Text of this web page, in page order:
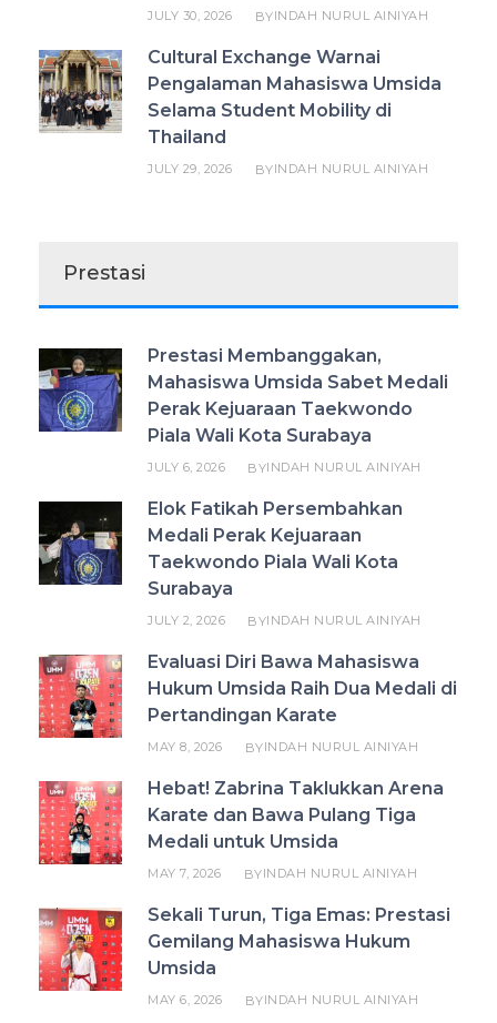
JULY 30, 2026 BYINDAH NURUL AINIYAH
Cultural Exchange Warnai
Pengalaman Mahasiswa Umsida
Selama Student Mobility di
Thailand
JULY 29, 2026 BYINDAH NURUL AINIYAH
Prestasi
Prestasi Membanggakan,
Mahasiswa Umsida Sabet Medali
Perak Kejuaraan Taekwondo
Piala Wali Kota Surabaya
JULY 6, 2026 BYINDAH NURUL AINIYAH
Elok Fatikah Persembahkan
Medali Perak Kejuaraan
Taekwondo Piala Wali Kota
Surabaya
JULY 2, 2026 BYINDAH NURUL AINIYAH
Evaluasi Diri Bawa Mahasiswa
Hukum Umsida Raih Dua Medali di
Pertandingan Karate
MAY 8, 2026 BYINDAH NURUL AINIYAH
Hebat! Zabrina Taklukkan Arena
Karate dan Bawa Pulang Tiga
Medali untuk Umsida
MAY 7, 2026 BYINDAH NURUL AINIYAH
Sekali Turun, Tiga Emas: Prestasi
Gemilang Mahasiswa Hukum
Umsida
MAY 6, 2026 BYINDAH NURUL AINIYAH